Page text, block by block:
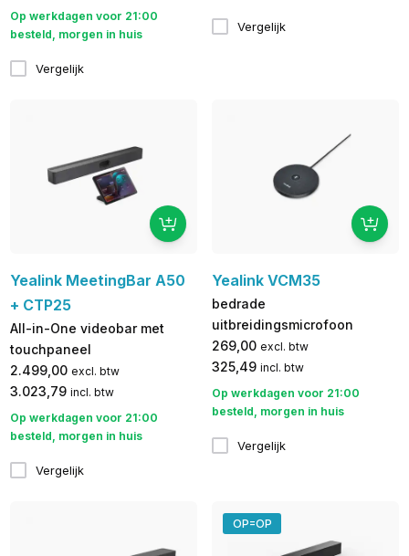
Op werkdagen voor 21:00
besteld, morgen in huis
Vergelijk
Vergelijk
Yealink MeetingBar A50
+ CTP25
All-in-One videobar met
touchpaneel
2.499,00 excl. btw
3.023,79 incl. btw
Op werkdagen voor 21:00
besteld, morgen in huis
Vergelijk
Yealink VCM35
bedrade
uitbreidingsmicrofoon
269,00 excl. btw
325,49 incl. btw
Op werkdagen voor 21:00
besteld, morgen in huis
Vergelijk
OP=OP